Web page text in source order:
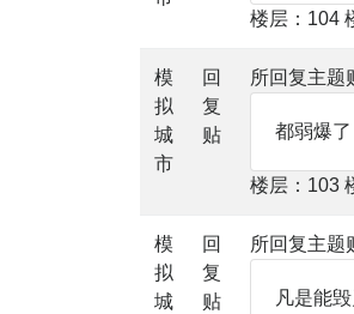
楼层：104
模
拟
城
市
回
复
贴
所回复主题
都弱爆
楼层：103
模
拟
城
回
复
贴
所回复主题
凡是能